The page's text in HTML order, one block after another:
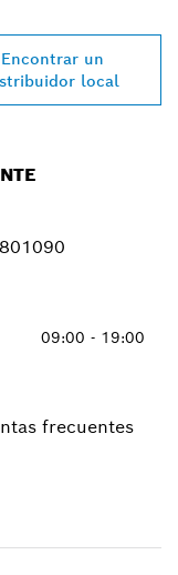
Encontrar un
local
09:00 - 19:00
frecuentes